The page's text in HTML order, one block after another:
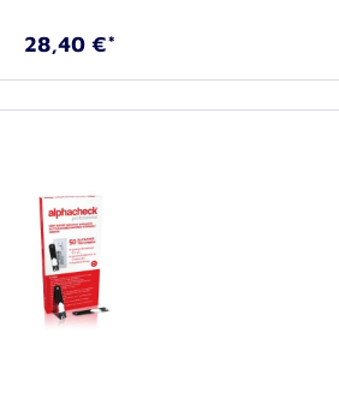
28,40 €*